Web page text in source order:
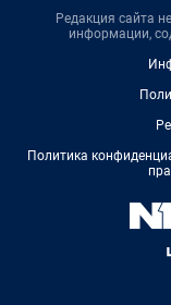
Редакция сайта
информации,
Политика